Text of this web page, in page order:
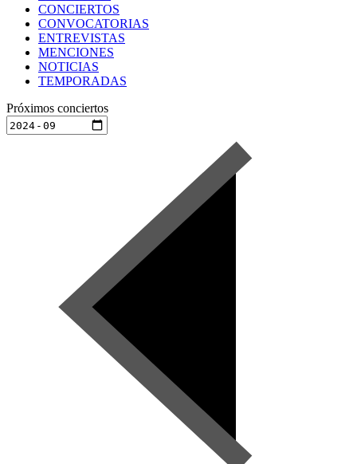
CONCIERTOS
CONVOCATORIAS
ENTREVISTAS
MENCIONES
NOTICIAS
TEMPORADAS
Próximos conciertos